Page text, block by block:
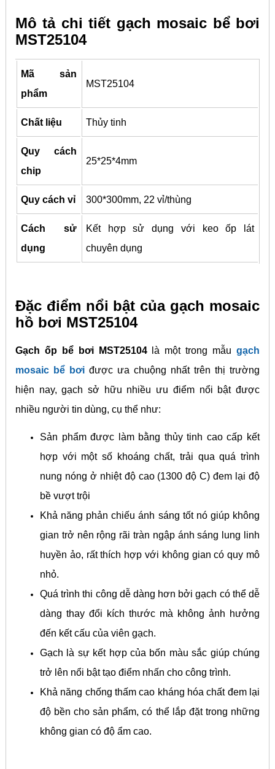
Mô tả chi tiết gạch mosaic bể bơi
MST25104
Mã sản
phẩm
MST25104
Chất liệu Thủy tinh
Quy cách
chip
25*25*4mm
Quy cách vỉ 300*300mm, 22 vỉ/thùng
Cách sử
dụng
Kết hợp sử dụng với keo ốp lát
chuyên dụng
Đặc điểm nổi bật của gạch mosaic
hồ bơi MST25104
Gạch ốp bể bơi MST25104là một trong mẫugạch
mosaic bể bơiđược ưa chuộng nhất trên thị trường
hiện nay, gạch sở hữu nhiều ưu điểm nổi bật được
nhiều người tin dùng, cụ thể như:
Sản phẩm được làm bằng thủy tinh cao cấp kết
hợp với một số khoáng chất, trải qua quá trình
nung nóng ở nhiệt độ cao (1300 độ C) đem lại độ
bề vượt trội
Khả năng phản chiếu ánh sáng tốt nó giúp không
gian trở nên rộng rãi tràn ngập ánh sáng lung linh
huyền ảo, rất thích hợp với không gian có quy mô
nhỏ.
Quá trình thi công dễ dàng hơn bởi gạch có thể dễ
dàng thay đổi kích thước mà không ảnh hưởng
đến kết cấu của viên gạch.
Gạch là sự kết hợp của bốn màu sắc giúp chúng
trở lên nổi bật tạo điểm nhấn cho công trình.
Khả năng chống thấm cao kháng hóa chất đem lại
độ bền cho sản phẩm, có thể lắp đặt trong những
không gian có độ ẩm cao.